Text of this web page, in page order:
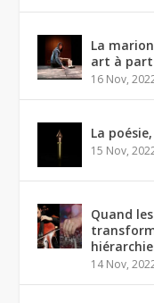
La
art à
16 Nov,
La
15 Nov,
Quand
14 Nov,